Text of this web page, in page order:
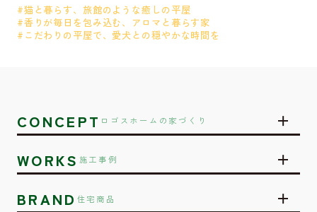
#猫と暮らす、旅館のような癒しの平屋
#香りが毎日を包み込む、アロマと暮らす家
#こだわりの平屋で、愛犬との穏やかな時間を
CONCEPT ロゴスホームの家づくり
WORKS 施工事例
BRAND 住宅商品